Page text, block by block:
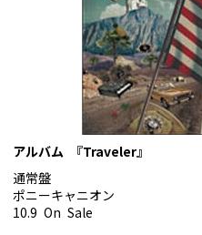
アルバム 『Traveler』
通常盤
ポニーキャニオン
10.9 On Sale